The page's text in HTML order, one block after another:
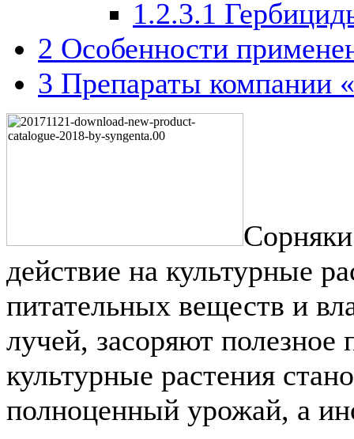
1.2.3.1
2 Особенности
3 Препараты компании
действие на культурные
питательных веществ и
лучей, засоряют полезное
культурные растения
полноценный урожай, а